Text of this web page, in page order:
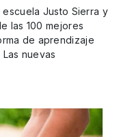
Justo Sierra y
las 100 mejores
de aprendizaje
nuevas